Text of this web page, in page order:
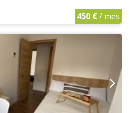
450 €/ mes